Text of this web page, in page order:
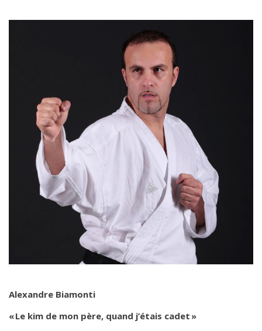
Alexandre Biamonti
« Le kim de mon père, quand j’étais cadet »